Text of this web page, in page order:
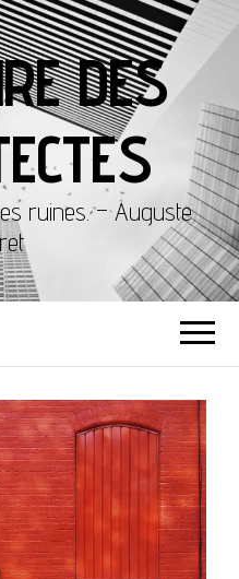
DES
ruines. – Auguste